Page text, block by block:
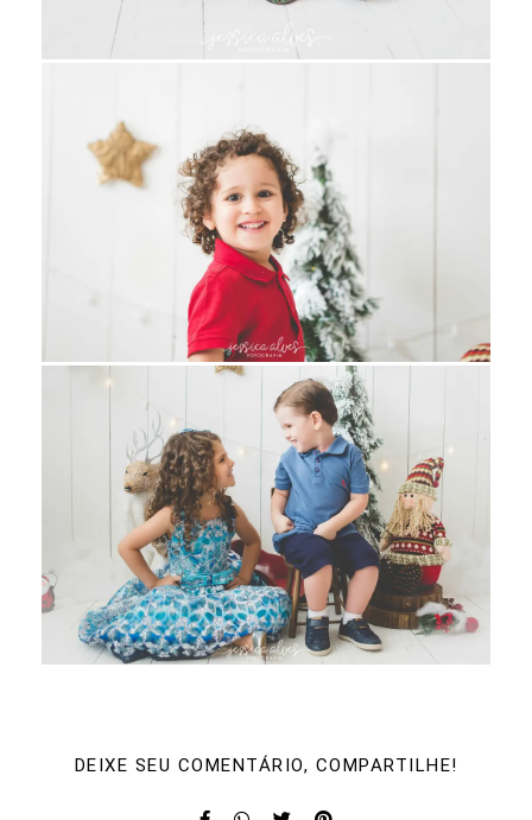
DEIXE SEU COMENTÁRIO, COMPARTILHE!